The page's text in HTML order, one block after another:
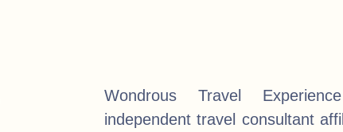
Wondrous Travel
independent travel consultant